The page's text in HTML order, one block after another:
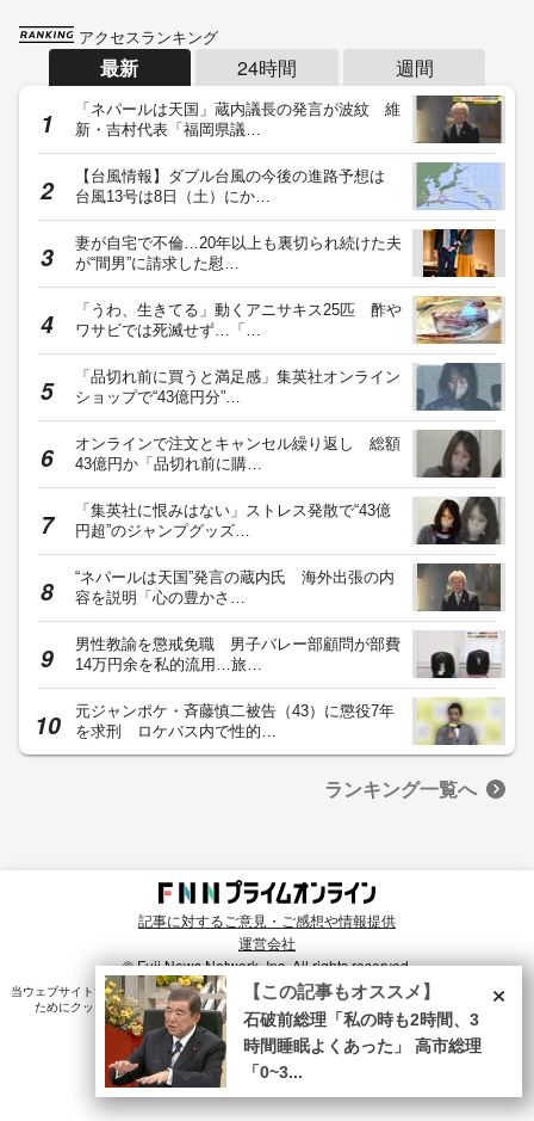
アクセスランキング
最新 24時間 週間
「ネパールは天国」蔵内議長の発言が波紋 維
新・吉村代表「福岡県議…
【台風情報】ダブル台風の今後の進路予想は
台風13号は8日（土）にか…
妻が自宅で不倫…20年以上も裏切られ続けた夫
が“間男”に請求した慰…
「うわ、生きてる」動くアニサキス25匹 酢や
ワサビでは死滅せず…「…
「品切れ前に買うと満足感」集英社オンライン
ショップで“43億円分”…
オンラインで注文とキャンセル繰り返し 総額
43億円か「品切れ前に購…
「集英社に恨みはない」ストレス発散で“43億
円超”のジャンプグッズ…
“ネパールは天国”発言の蔵内氏 海外出張の内
容を説明「心の豊かさ…
男性教諭を懲戒免職 男子バレー部顧問が部費
14万円余を私的流用…旅…
元ジャンポケ・斉藤慎二被告（43）に懲役7年
を求刑 ロケバス内で性的…
ランキング一覧へ
記事に対するご意見・ご感想や情報提供
運営会社
© Fuji News Network, Inc. All rights reserved.
当ウェブサイトでは、ユーザのニーズ・興味・関⼼に合致したコンテンツや広告配信を提供する
ためにクッキーを使⽤しています。詳細は、
プライバシーポリシー をご確認ください。×
【この記事もオススメ】
石破前総理「私の時も2時間、3
時間睡眠よくあった」 高市総理
「0~3...